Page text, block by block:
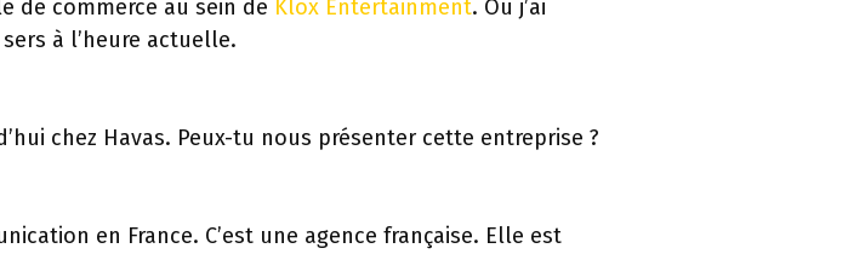
de commerce au sein de Klox Entertainment. Où j’ai
à l’heure actuelle.
chez Havas. Peux-tu nous présenter cette entreprise ?
en France. C’est une agence française. Elle est